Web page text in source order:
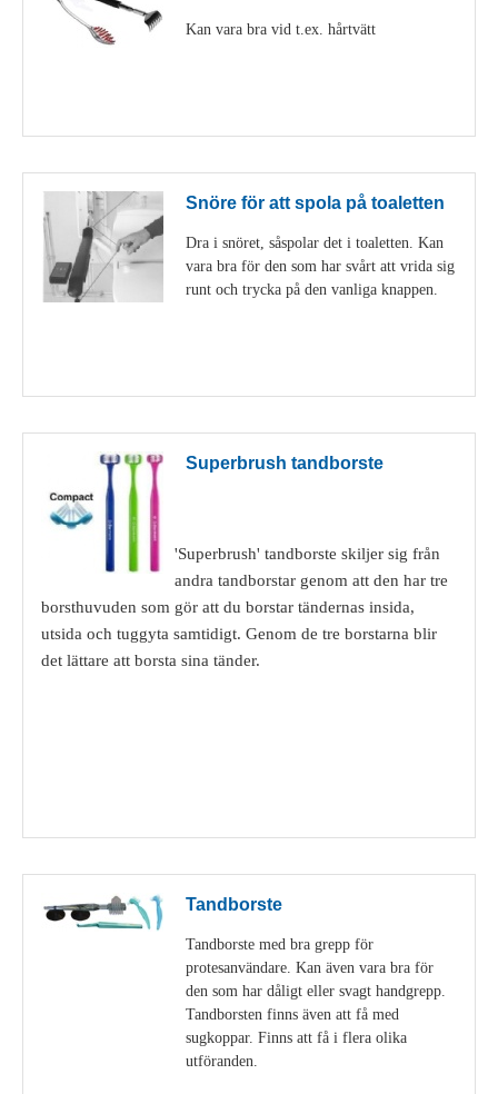
Kan vara bra vid t.ex. hårtvätt
Snöre för att spola på toaletten
Dra i snöret, såspolar det i toaletten. Kan
vara bra för den som har svårt att vrida sig
runt och trycka på den vanliga knappen.
Superbrush tandborste
'Superbrush' tandborste skiljer sig från
andra tandborstar genom att den har tre
borsthuvuden som gör att du borstar tändernas insida,
utsida och tuggyta samtidigt. Genom de tre borstarna blir
det lättare att borsta sina tänder.
Tandborste
Tandborste med bra grepp för
protesanvändare. Kan även vara bra för
den som har dåligt eller svagt handgrepp.
Tandborsten finns även att få med
sugkoppar. Finns att få i flera olika
utföranden.